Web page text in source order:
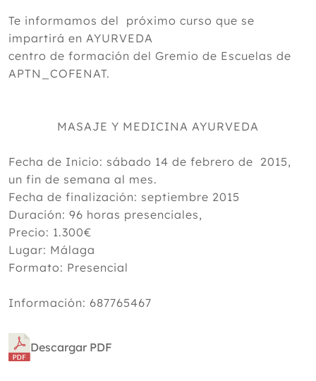
Te informamos del próximo curso que se
impartirá en AYURVEDA
centro de formación del Gremio de Escuelas de
APTN_COFENAT.
MASAJE Y MEDICINA AYURVEDA
Fecha de Inicio: sábado 14 de febrero de 2015,
un fin de semana al mes.
Fecha de finalización: septiembre 2015
Duración: 96 horas presenciales,
Precio: 1.300€
Lugar: Málaga
Formato: Presencial
Información: 687765467
Descargar PDF